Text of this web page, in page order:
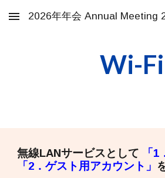
Skip to main content
2026年年会 Annual Meeting
Wi-Fi
無線LANサービスとして 「
「2．ゲスト用アカウント」